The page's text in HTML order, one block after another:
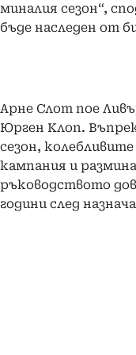
миналия сезон“,
бъде наследен от
Арне Слот пое
Юрген Клоп.
сезон,
кампания и
ръководството
години след